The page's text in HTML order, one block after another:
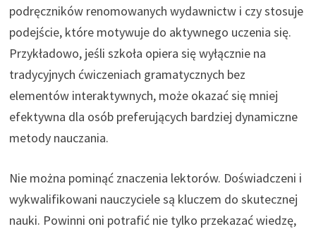
podręczników renomowanych wydawnictw i czy stosuje
podejście, które motywuje do aktywnego uczenia się.
Przykładowo, jeśli szkoła opiera się wyłącznie na
tradycyjnych ćwiczeniach gramatycznych bez
elementów interaktywnych, może okazać się mniej
efektywna dla osób preferujących bardziej dynamiczne
metody nauczania.
Nie można pominąć znaczenia lektorów. Doświadczeni i
wykwalifikowani nauczyciele są kluczem do skutecznej
nauki. Powinni oni potrafić nie tylko przekazać wiedzę,